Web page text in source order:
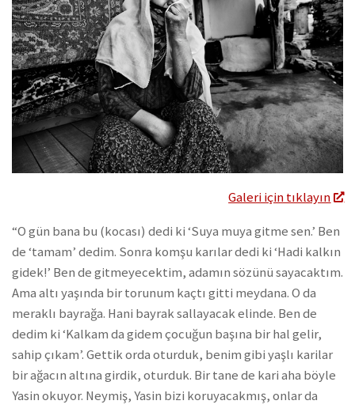
Galeri için tıklayın
“O gün bana bu (kocası) dedi ki ‘Suya muya gitme sen.’ Ben
de ‘tamam’ dedim. Sonra komşu karılar dedi ki ‘Hadi kalkın
gidek!’ Ben de gitmeyecektim, adamın sözünü sayacaktım.
Ama altı yaşında bir torunum kaçtı gitti meydana. O da
meraklı bayrağa. Hani bayrak sallayacak elinde. Ben de
dedim ki ‘Kalkam da gidem çocuğun başına bir hal gelir,
sahip çıkam’. Gettik orda oturduk, benim gibi yaşlı karilar
bir ağacın altına girdik, oturduk. Bir tane de kari aha böyle
Yasin okuyor. Neymiş, Yasin bizi koruyacakmış, onlar da